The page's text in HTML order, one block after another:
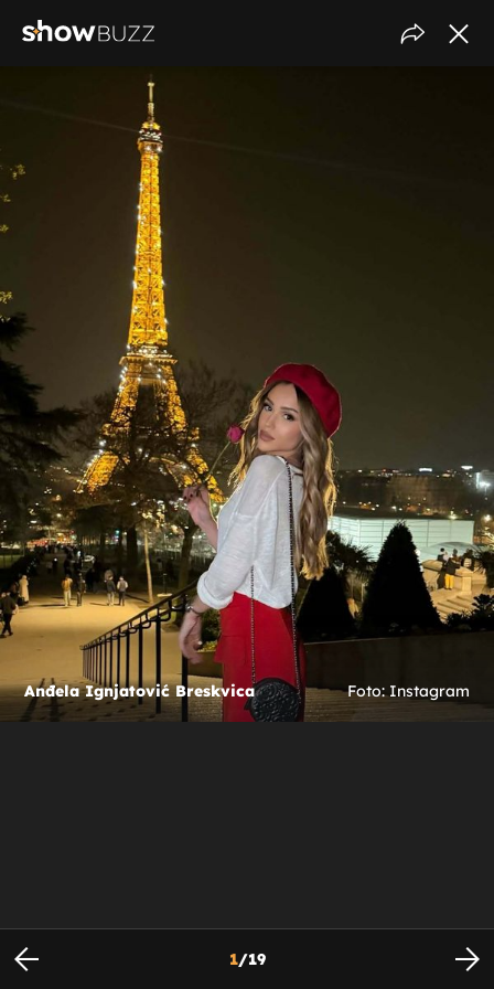
Anđela Ignjatović Breskvica Foto: Instagram
1/19